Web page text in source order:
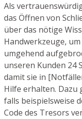
Als
das Öffnen von
über das nötige
Handwerkzeuge,
umgehend
unseren Kunden 24
damit sie in
Hilfe erhalten.
falls beispielsweise
Code des Tresors